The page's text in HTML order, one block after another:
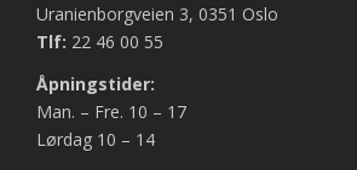
Uranienborgveien 3, 0351 Oslo
Tlf: 22 46 00 55
Åpningstider:
Man. – Fre. 10 – 17
Lørdag 10 – 14